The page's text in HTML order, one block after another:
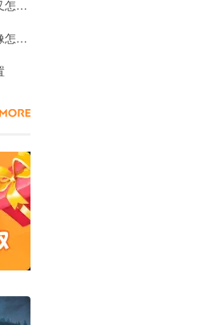
和平精英地铁逃生三尖叉获取方法 和平精英地铁逃生三尖叉怎么获取
和平精英地铁逃生热成像开启方法 和平精英地铁逃生热成像怎么装